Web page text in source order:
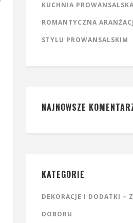
KUCHNIA
ROMANTYCZNA
STYLU PROWANSALSKIM
NAJNOWSZE
KATEGORIE
DEKORACJE I DODATKI –
DOBORU